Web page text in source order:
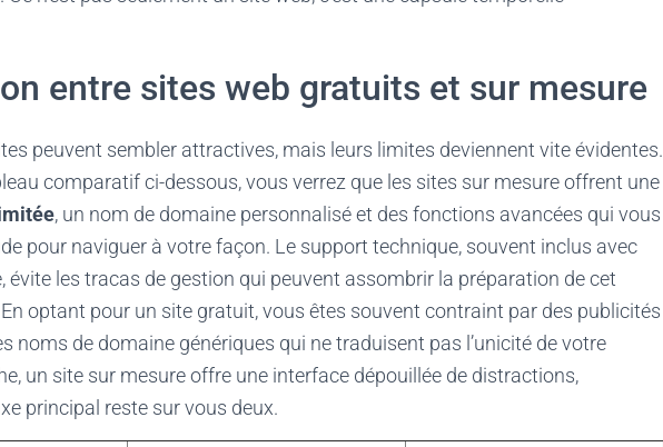
entre sites web gratuits et sur mesure
peuvent sembler attractives, mais leurs limites deviennent vite évidentes.
comparatif ci-dessous, vous verrez que les sites sur mesure offrent une
, un nom de domaine personnalisé et des fonctions avancées qui vous
pour naviguer à votre façon. Le support technique, souvent inclus avec
évite les tracas de gestion qui peuvent assombrir la préparation de cet
optant pour un site gratuit, vous êtes souvent contraint par des publicités
noms de domaine génériques qui ne traduisent pas l’unicité de votre
un site sur mesure offre une interface dépouillée de distractions,
principal reste sur vous deux.